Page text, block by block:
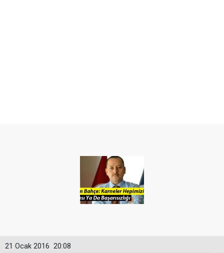
20:08
21 Ocak 2016